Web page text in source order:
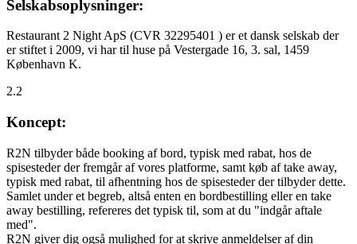
Selskabsoplysninger:
Restaurant 2 Night ApS (CVR 32295401 ) er et dansk selskab der
er stiftet i 2009, vi har til huse på Vestergade 16, 3. sal, 1459
København K.
2.2
Koncept:
R2N tilbyder både booking af bord, typisk med rabat, hos de
spisesteder der fremgår af vores platforme, samt køb af take away,
typisk med rabat, til afhentning hos de spisesteder der tilbyder dette.
Samlet under et begreb, altså enten en bordbestilling eller en take
away bestilling, refereres det typisk til, som at du "indgår aftale
med".
R2N giver dig også mulighed for at skrive anmeldelser af din